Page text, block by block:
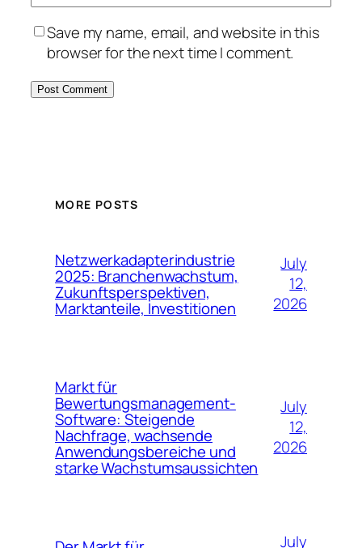
Save my name, email, and website in this
browser for the next time I comment.
MORE POSTS
Netzwerkadapterindustrie
2025: Branchenwachstum,
Zukunftsperspektiven,
Marktanteile, Investitionen
July
12,
2026
Markt für
Bewertungsmanagement-
Software: Steigende
Nachfrage, wachsende
Anwendungsbereiche und
starke Wachstumsaussichten
July
12,
2026
July